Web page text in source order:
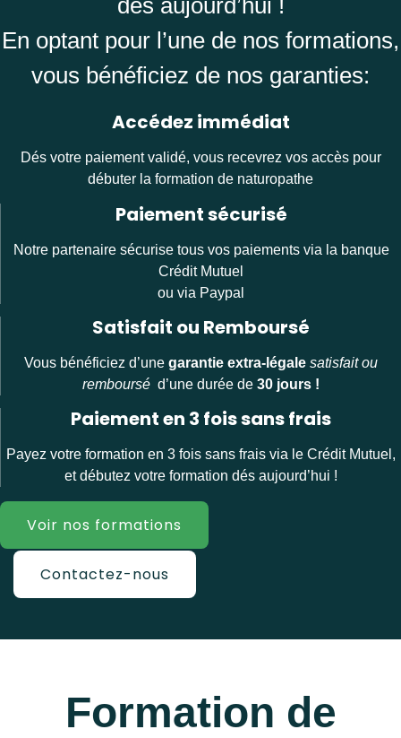
dés aujourd’hui !
En optant pour l’une de nos formations,
vous bénéficiez de nos garanties:
Accédez immédiat
Dés votre paiement validé, vous recevrez vos accès pour
débuter la formation de naturopathe
Paiement sécurisé
Notre partenaire sécurise tous vos paiements via la banque
Crédit Mutuel
ou via Paypal
Satisfait ou Remboursé
Vous bénéficiez d’une garantie extra-légale satisfait ou
remboursé d’une durée de 30 jours !
Paiement en 3 fois sans frais
Payez votre formation en 3 fois sans frais via le Crédit Mutuel,
et débutez votre formation dés aujourd’hui !
Voir nos formations
Contactez-nous
Formation de